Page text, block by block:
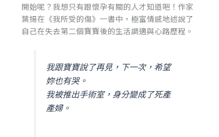
開始呢？我想只有跟懷孕有關的人才知道吧！作家
葉揚在《我所受的傷》一書中，極富情感地述說了
自己在失去第二個寶寶後的生活調適與心路歷程。
我跟寶寶說了再見，下一次，希望
妳也有哭。
我被推出手術室，身分變成了死產
產婦。